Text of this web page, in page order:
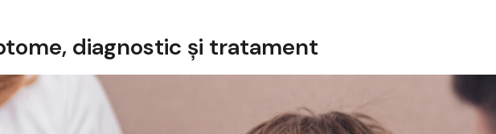
diagnostic și tratament